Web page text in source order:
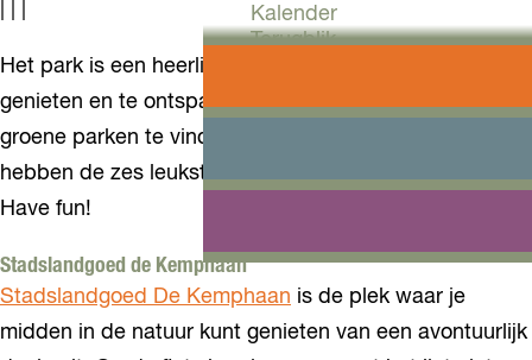
Kalender
Terugblik
Plan je bezoek
Arrangementen
VVV Almere
Het park is een heerlijke plek om van het weer te
genieten en te ontspannen. Door heel Almere zijn
groene parken te vinden. Wij helpen je een handje en
hebben de zes leukste alvast voor je op een rij gezet.
Have fun!
Stadslandgoed de Kemphaan
Stadslandgoed De Kemphaan is de plek waar je
midden in de natuur kunt genieten van een avontuurlijk